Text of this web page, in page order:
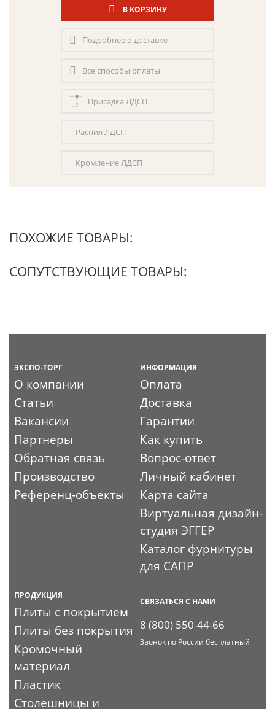
В КОРЗИНУ
Подробнее о доставке
Все способы оплаты
Присадка ЛДСП
Распил ЛДСП
Кромление ЛДСП
ПОХОЖИЕ ТОВАРЫ:
СОПУТСТВУЮЩИЕ ТОВАРЫ:
ЭКСПО-ТОРГ
О компании
Статьи
Вакансии
Партнеры
Обратная связь
Производство
Референц-объекты
ИНФОРМАЦИЯ
Оплата
Доставка
Гарантии
Как купить
Вопрос-ответ
Личный кабинет
Карта сайта
Виртуальная дизайн-
студия ЭГГЕР
Каталог фурнитуры
для САПР
ПРОДУКЦИЯ
Плиты с покрытием
Плиты без покрытия
Кромочный
материал
Пластик
Столешницы и
СВЯЗАТЬСЯ С НАМИ
8 (800) 550-44-66
Звонок по России бесплатный